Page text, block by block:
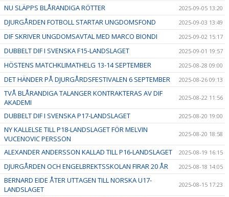
NU SLÄPPS BLÅRANDIGA RÖTTER 2025-09-05 13:20
DJURGÅRDEN FOTBOLL STARTAR UNGDOMSFOND 2025-09-03 13:49
DIF SKRIVER UNGDOMSAVTAL MED MARCO BIONDI 2025-09-02 15:17
DUBBELT DIF I SVENSKA F15-LANDSLAGET 2025-09-01 19:57
HÖSTENS MATCHKLIMATHELG 13-14 SEPTEMBER 2025-08-28 09:00
DET HÄNDER PÅ DJURGÅRDSFESTIVALEN 6 SEPTEMBER 2025-08-26 09:13
TVÅ BLÅRANDIGA TALANGER KONTRAKTERAS AV DIF
AKADEMI
2025-08-22 11:56
DUBBELT DIF I SVENSKA P17-LANDSLAGET 2025-08-20 19:00
NY KALLELSE TILL P18-LANDSLAGET FÖR MELVIN
VUCENOVIC PERSSON
2025-08-20 18:58
ALEXANDER ANDERSSON KALLAD TILL P16-LANDSLAGET 2025-08-19 16:15
DJURGÅRDEN OCH ENGELBREKTSSKOLAN FIRAR 20 ÅR 2025-08-18 14:05
BERNARD EIDE ÅTER UTTAGEN TILL NORSKA U17-
LANDSLAGET
2025-08-15 17:23